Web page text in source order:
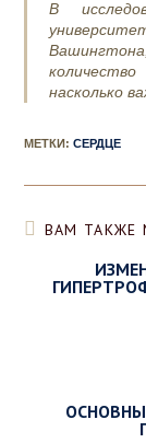
В
насколько
МЕТКИ:СЕРДЦЕ
ВАМ ТАКЖЕ